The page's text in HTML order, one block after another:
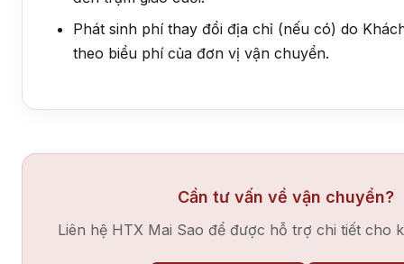
Phát sinh phí thay đổi địa chỉ (nếu có) do
theo biểu phí của đơn vị vận chuyển.
Cần tư vấn về vận chuyển?
Liên hệ HTX Mai Sao để được hỗ trợ chi tiết cho